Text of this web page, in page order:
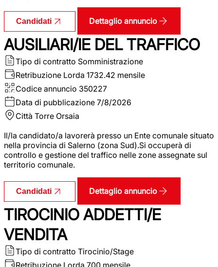
Candidati Dettaglio annuncio
AUSILIARI/IE DEL TRAFFICO
Tipo di contratto Somministrazione
Retribuzione Lorda 1732.42 mensile
Codice annuncio 350227
Data di pubblicazione 7/8/2026
Città Torre Orsaia
Il/la candidato/a lavorerà presso un Ente comunale situato
nella provincia di Salerno (zona Sud).Si occuperà di
controllo e gestione del traffico nelle zone assegnate sul
territorio comunale.
Candidati Dettaglio annuncio
TIROCINIO ADDETTI/E
VENDITA
Tipo di contratto Tirocinio/Stage
Retribuzione Lorda 700 mensile